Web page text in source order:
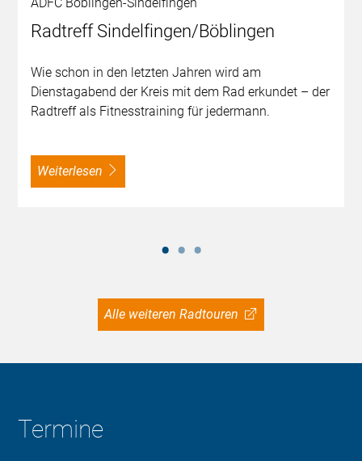
Radtreff Sindelfingen/Böblingen
Wie schon in den letzten Jahren wird am
Dienstagabend der Kreis mit dem Rad erkundet – der
Radtreff als Fitnesstraining für jedermann.
weiterlesen
Alle weiteren Radtouren
Termine